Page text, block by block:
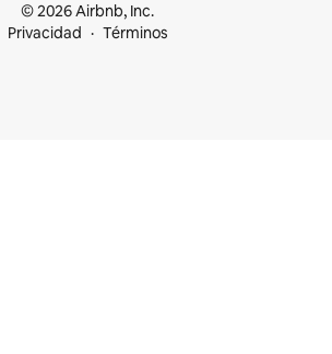
© 2026 Airbnb, Inc.
Privacidad
Términos